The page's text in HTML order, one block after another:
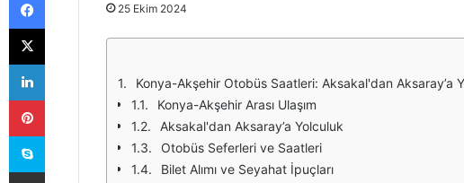
25 Ekim 2024
Konya-Akşehir Otobüs Saatleri: Aksakal'dan Aksaray’a
Konya-Akşehir Arası Ulaşım
Aksakal'dan Aksaray’a Yolculuk
Otobüs Seferleri ve Saatleri
Bilet Alımı ve Seyahat İpuçları
X
LinkedIn
Pinterest
Skype
E-Posta ile paylaş